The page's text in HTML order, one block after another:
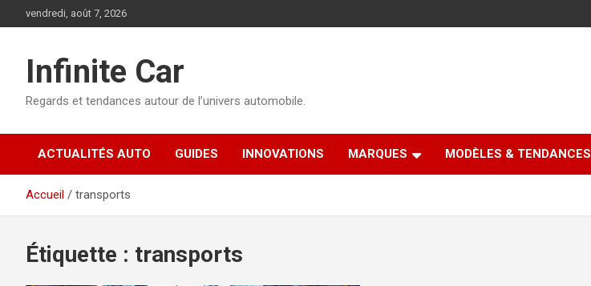
au
vendredi, août 7, 2026
Infinite Car
Regards et tendances autour de l’univers automobile.
ACTUALITÉS AUTO GUIDES INNOVATIONS MARQUES MODÈLES & TENDANCES
Accueil transports
Étiquette : transports